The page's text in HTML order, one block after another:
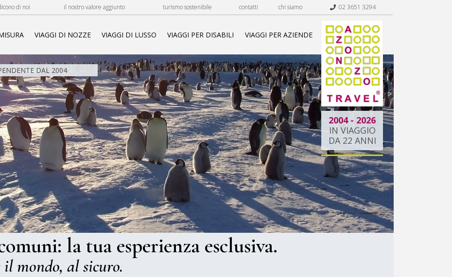
di noi il nostro valore aggiunto turismo sostenibile contatti chi siamo 02 3651 3294
VIAGGI DI NOZZE VIAGGI DI LUSSO VIAGGI PER DISABILI VIAGGI PER AZIENDE
2004 - 2026
IN VIAGGIO
DA 22 ANNI
DAL 2004
la tua esperienza esclusiva.
mondo, al sicuro.